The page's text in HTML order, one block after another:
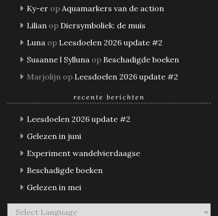
Ky-er op Aquamarkers van de action
Lilian op Diersymboliek: de muis
Luna op Leesdoelen 2026 update #2
Susanne l Sylluna op Beschadigde boeken
Marjolijn op Leesdoelen 2026 update #2
recente berichten
Leesdoelen 2026 update #2
Gelezen in juni
Experiment wandelvierdaagse
Beschadigde boeken
Gelezen in mei